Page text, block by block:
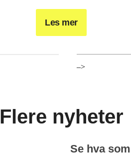
Les mer
–>
Flere nyheter
Se hva